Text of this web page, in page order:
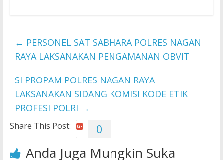
← PERSONEL SAT SABHARA POLRES NAGAN
RAYA LAKSANAKAN PENGAMANAN OBVIT
SI PROPAM POLRES NAGAN RAYA
LAKSANAKAN SIDANG KOMISI KODE ETIK
PROFESI POLRI →
Share This Post: 0
Anda Juga Mungkin Suka